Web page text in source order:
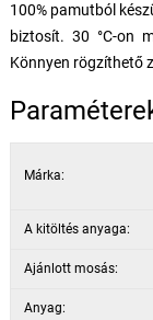
100% pamutból
biztosít. 30 °C-on
Könnyen rögzíthető
Márka:
A kitöltés anyaga:
Ajánlott mosás:
Anyag: